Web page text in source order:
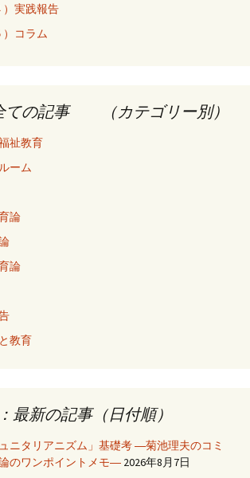
）実践報告
コラム
ての記事 （カテゴリー別）
祉教育
ーム
論
論
教育
最新の記事（日付順）
タリアニズム」基礎考 ―菊池理夫のコミ
のワンポイントメモ― 2026年8月7日